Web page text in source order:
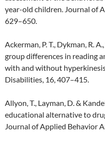
year-old children. Journal of
629–650.
Ackerman, P. T., Dykman, R.
group differences in reading
with and without
Disabilities, 16, 407–415.
Allyon, T., Layman, D. &
educational alternative to
Journal of Applied Behavior